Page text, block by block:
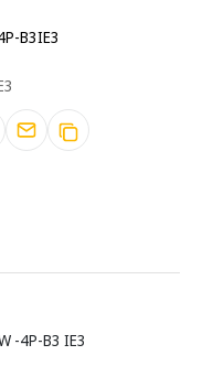
B3IE3
-4P-B3 IE3